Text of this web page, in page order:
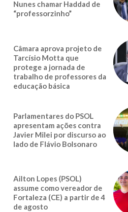
Nunes chamar Haddad de
“professorzinho”
Câmara aprova projeto de
Tarcísio Motta que
protege a jornada de
trabalho de professores da
educação básica
Parlamentares do PSOL
apresentam ações contra
Javier Milei por discurso ao
lado de Flávio Bolsonaro
Ailton Lopes (PSOL)
assume como vereador de
Fortaleza (CE) a partir de 4
de agosto